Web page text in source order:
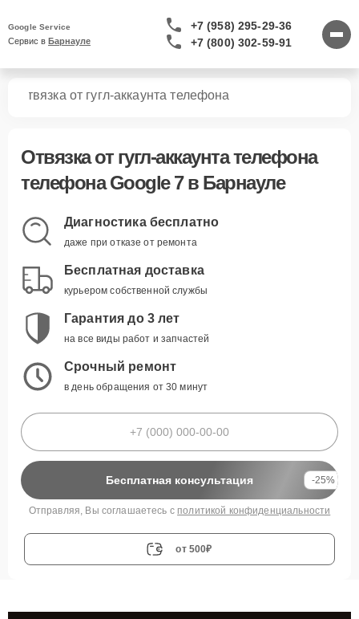
Google Service
Сервис в Барнауле
+7 (958) 295-29-36
+7 (800) 302-59-91
Отвязка от гугл-аккаунта телефона
Отвязка от гугл-аккаунта телефона
телефона Google 7 в Барнауле
Диагностика бесплатно
даже при отказе от ремонта
Бесплатная доставка
курьером собственной службы
Гарантия до 3 лет
на все виды работ и запчастей
Срочный ремонт
в день обращения от 30 минут
Бесплатная консультация -25%
Отправляя, Вы соглашаетесь с политикой конфиденциальности
от 500₽